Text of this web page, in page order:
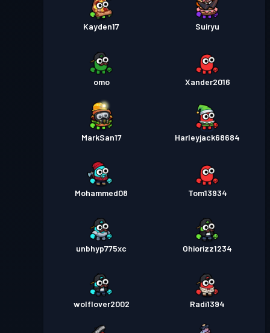
Kayden17 Suiryu
omo Xander2016
MarkSan17 Harleyjack68684
Mohammed08 Tom13934
unbhyp775xc Ohiorizz1234
wolflover2002 Radi1394